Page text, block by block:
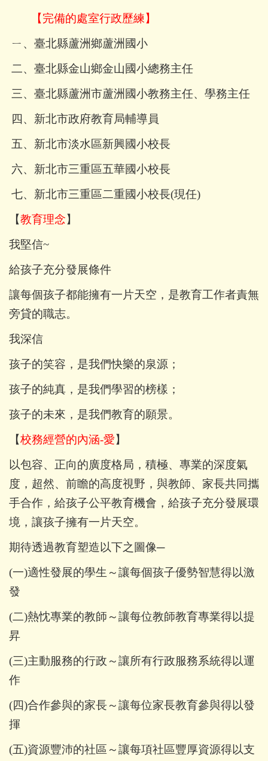
【完備的處室行政歷練】
ㄧ、臺北縣蘆洲鄉蘆洲國小
二、臺北縣金山鄉金山國小總務主任
三、臺北縣蘆洲市蘆洲國小教務主任、學務主任
四、新北市政府教育局輔導員
五、新北市淡水區新興國小校長
六、新北市三重區五華國小校長
七、新北市三重區二重國小校長(現任)
【教育理念】
我堅信~
給孩子充分發展條件
讓每個孩子都能擁有一片天空，是教育工作者責無
旁貸的職志。
我深信
孩子的笑容，是我們快樂的泉源；
孩子的純真，是我們學習的榜樣；
孩子的未來，是我們教育的願景。
【校務經營的內涵-愛】
以包容、正向的廣度格局，積極、專業的深度氣
度，超然、前瞻的高度視野，與教師、家長共同攜
手合作，給孩子公平教育機會，給孩子充分發展環
境，讓孩子擁有一片天空。
期待透過教育塑造以下之圖像─
(一)適性發展的學生～讓每個孩子優勢智慧得以激
發
(二)熱忱專業的教師～讓每位教師教育專業得以提
昇
(三)主動服務的行政～讓所有行政服務系統得以運
作
(四)合作參與的家長～讓每位家長教育參與得以發
揮
(五)資源豐沛的社區～讓每項社區豐厚資源得以支